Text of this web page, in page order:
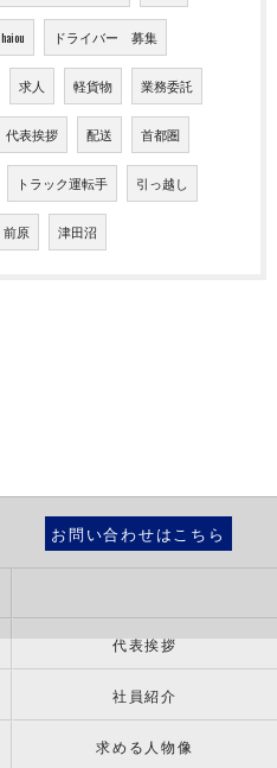
haiou ドライバー 募集
求人 軽貨物 業務委託
代表挨拶 配送 首都圏
トラック運転手 引っ越し
前原 津田沼
お問い合わせはこちら
代表挨拶
社員紹介
求める人物像